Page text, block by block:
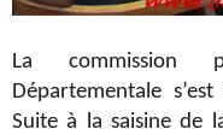
La commission
Départementale
Suite à la saisine de